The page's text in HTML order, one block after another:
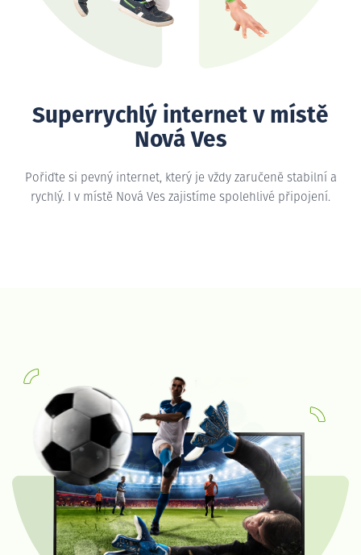
Superrychlý internet v místě
Nová Ves
Pořiďte si pevný internet, který je vždy zaručeně stabilní a
rychlý. I v místě Nová Ves zajistíme spolehlivé připojení.